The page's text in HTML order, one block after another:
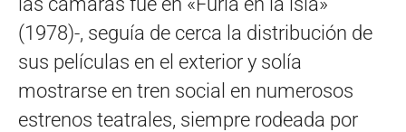
(1978)-, seguía de cerca la distribución de
sus películas en el exterior y solía
mostrarse en tren social en numerosos
estrenos teatrales, siempre rodeada por